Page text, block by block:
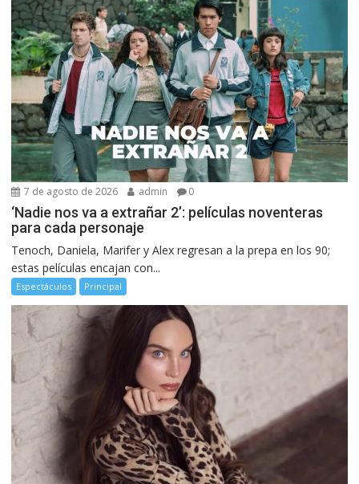
7 de agosto de 2026 admin 0
‘Nadie nos va a extrañar 2’: películas noventeras
para cada personaje
Tenoch, Daniela, Marifer y Alex regresan a la prepa en los 90;
estas películas encajan con...
Espectáculos Principal